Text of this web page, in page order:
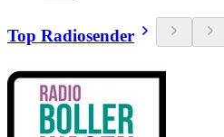
Top Radiosender